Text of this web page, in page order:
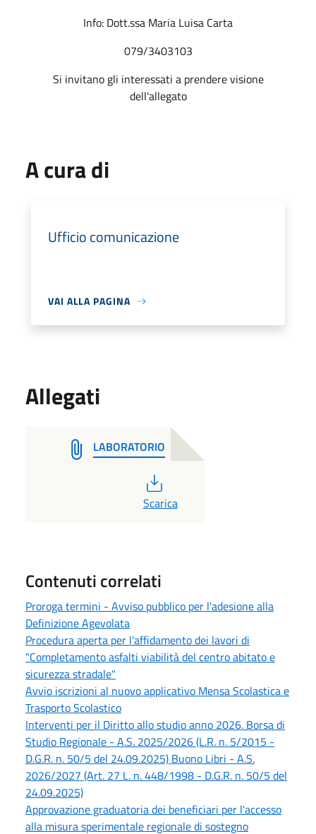
Info: Dott.ssa Maria Luisa Carta
079/3403103
Si invitano gli interessati a prendere visione
dell'allegato
A cura di
Ufficio comunicazione
VAI ALLA PAGINA
Allegati
LABORATORIO
PDF
Scarica
Contenuti correlati
Proroga termini - Avviso pubblico per l'adesione alla
Definizione Agevolata
Procedura aperta per l'affidamento dei lavori di
"Completamento asfalti viabilità del centro abitato e
sicurezza stradale"
Avvio iscrizioni al nuovo applicativo Mensa Scolastica e
Trasporto Scolastico
Interventi per il Diritto allo studio anno 2026. Borsa di
Studio Regionale - A.S. 2025/2026 (L.R. n. 5/2015 -
D.G.R. n. 50/5 del 24.09.2025) Buono Libri - A.S.
2026/2027 (Art. 27 L. n. 448/1998 - D.G.R. n. 50/5 del
24.09.2025)
Approvazione graduatoria dei beneficiari per l'accesso
alla misura sperimentale regionale di sostegno